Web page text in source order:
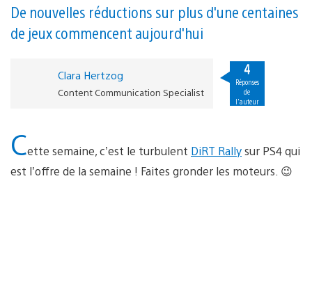
De nouvelles réductions sur plus d'une centaines
de jeux commencent aujourd'hui
Clara Hertzog
Content Communication Specialist
4
Réponses
de
l'auteur
Cette semaine, c’est le turbulent DiRT Rallysur PS4 qui
est l’offre de la semaine ! Faites gronder les moteurs. 😉